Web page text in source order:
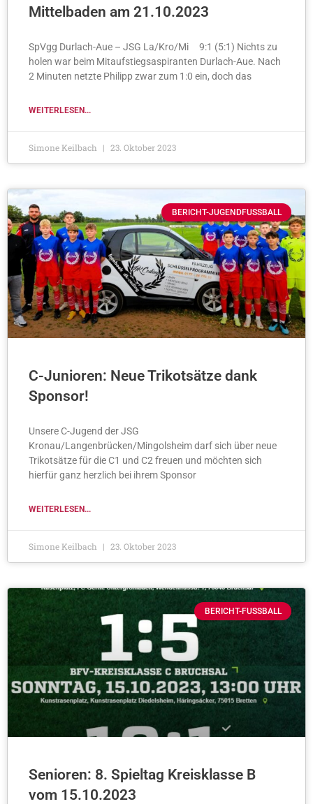
Mittelbaden am 21.10.2023
SpVgg Durlach-Aue – JSG La/Kro/Mi 9:1 (5:1) Nichts zu
holen war beim Mitaufstiegsaspiranten Durlach-Aue. Nach
2 Minuten netzte Philipp zwar zum 1:0 ein, doch das
WEITERLESEN...
Simone Keilbach 23. Oktober 2023
BERICHT-JUGENDFUSSBALL
C-Junioren: Neue Trikotsätze dank
Sponsor!
Unsere C-Jugend der JSG
Kronau/Langenbrücken/Mingolsheim darf sich über neue
Trikotsätze für die C1 und C2 freuen und möchten sich
hierfür ganz herzlich bei ihrem Sponsor
WEITERLESEN...
Simone Keilbach 23. Oktober 2023
BERICHT-FUSSBALL
Senioren: 8. Spieltag Kreisklasse B
vom 15.10.2023